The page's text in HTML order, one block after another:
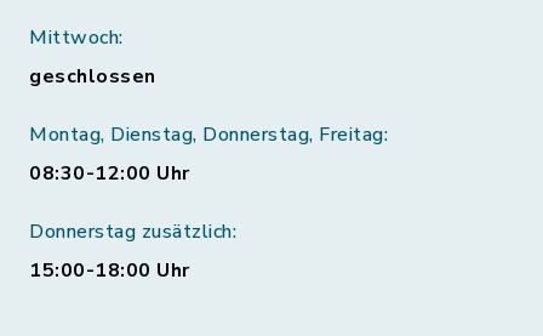
Mittwoch:
geschlossen
Montag, Dienstag, Donnerstag, Freitag:
08:30-12:00 Uhr
Donnerstag zusätzlich:
15:00-18:00 Uhr